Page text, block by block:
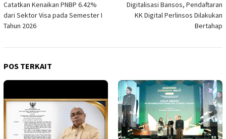
Catatkan Kenaikan PNBP 6.42%
dari Sektor Visa pada Semester I
Tahun 2026
Digitalisasi Bansos, Pendaftaran
KK Digital Perlinsos Dilakukan
Bertahap
POS TERKAIT